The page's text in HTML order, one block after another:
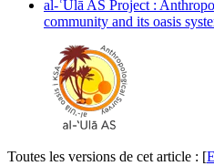
al-ʿUlā AS Project :
community and its oasis
Toutes les versions de cet article : [